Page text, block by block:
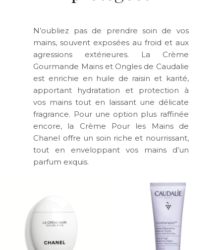
N’oubliez pas de prendre soin de vos
mains, souvent exposées au froid et aux
agressions extérieures. La Crème
Gourmande Mains et Ongles de Caudalie
est enrichie en huile de raisin et karité,
apportant hydratation et protection à
vos mains tout en laissant une délicate
fragrance. Pour une option plus raffinée
encore, la Crème Pour les Mains de
Chanel offre un soin riche et nourrissant,
tout en enveloppant vos mains d’un
parfum exquis.